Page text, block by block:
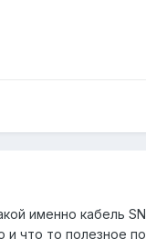
именно кабель
что то полезное